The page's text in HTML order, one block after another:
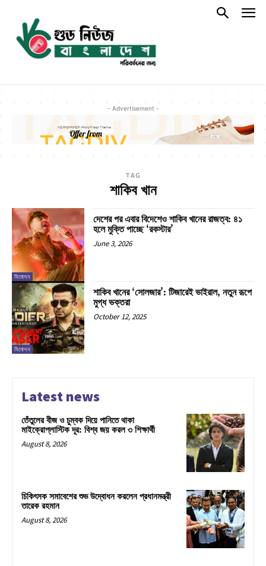
- Advertisement -
TAG
শাকিব খান
বিনোদন
দেশের পর এবার বিদেশেও শাকিব খানের রাজত্ব: ৪১
হলে মুক্তি পাচ্ছে ‘রকস্টার’
June 3, 2026
বিনোদন
শাকিব খানের ‘সোলজার’: টিজারেই ভাইরাল, নতুন রূপে
মুগ্ধ ভক্তরা
October 12, 2025
Latest news
তেঁতুলের বীজ ও চুম্বক দিয়ে পানিতে থাকা
মাইক্রোপ্লাস্টিক দূর: বিশ্ব জয় করল ৩ শিক্ষার্থী
August 8, 2026
চিকিৎসক সমাবেশের শুভ উদ্বোধন করলেন প্রধানমন্ত্রী
তারেক রহমান
August 8, 2026